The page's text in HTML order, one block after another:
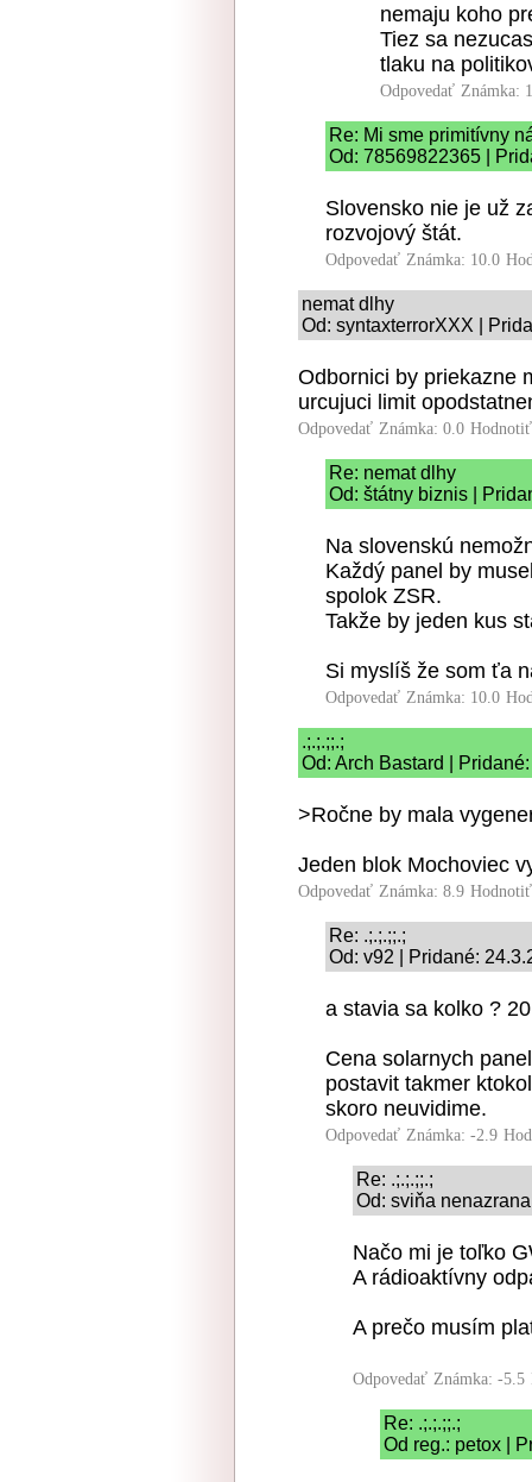
nemaju koho
Tiez sa
tlaku na
Odpovedať Známka:
Re: Mi sme primitívny
Od: 78569822365 |
Slovensko nie je už
rozvojový štát.
Odpovedať Známka: 10.0
nemat dlhy
Od: syntaxterrorXXX |
Odbornici by priekazne
urcujuci limit
Odpovedať Známka: 0.0
Re: nemat dlhy
Od: štátny biznis |
Na slovenskú
Každý panel by
spolok ZSR.
Takže by jeden kus
Si myslíš že som ťa
Odpovedať Známka: 10.0
.;.;.;;.;
Od: Arch Bastard |
>Ročne by mala
Jeden blok Mochoviec
Odpovedať Známka: 8.9
Re: .;.;.;;.;
Od: v92 | Pridané:
a stavia sa kolko ?
Cena solarnych
postavit takmer
skoro neuvidime.
Odpovedať Známka: -2.9
Re: .;.;.;;.;
Od: sviňa
Načo mi je toľko
A rádioaktívny
A prečo musím
Odpovedať Známka: -5.5
Re: .;.;.;;.;
Od reg.: petox |